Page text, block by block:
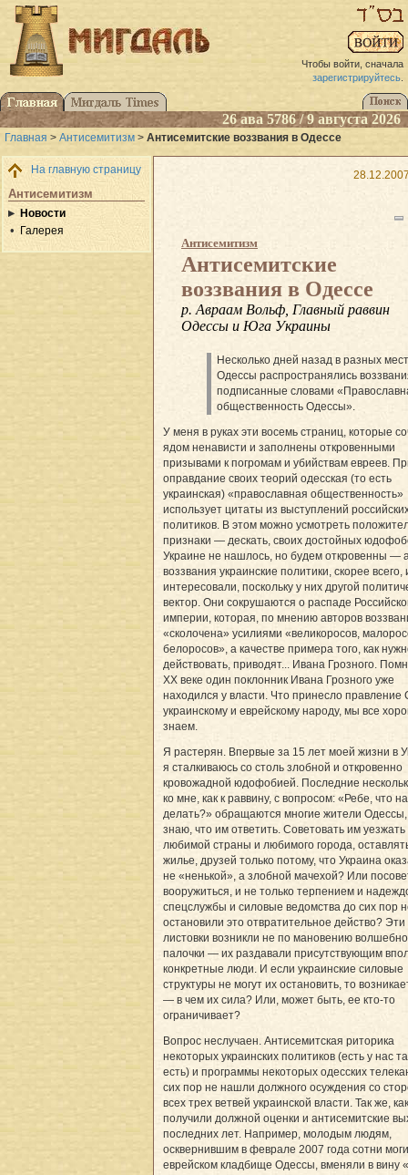
Чтобы войти, сначала
зарегистрируйтесь.
26 ава 5786 / 9 августа 2026
Главная > Антисемитизм > Антисемитские воззвания в Одессе
На главную страницу
Антисемитизм
Новости
Галерея
Антисемитизм
Антисемитские
воззвания в Одессе
р. Авраам Вольф, Главный раввин
Одессы и Юга Украины
Несколько дней назад в разных
Одессы распространялись
подписанные словами
общественность Одессы».
У меня в руках эти восемь страниц, которые
ядом ненависти и заполнены откровенными
призывами к погромам и убийствам евреев.
оправдание своих теорий одесская (то есть
украинская) «православная общественность»
использует цитаты из выступлений
политиков. В этом можно усмотреть
признаки — дескать, своих достойных
Украине не нашлось, но будем откровенны —
воззвания украинские политики, скорее всего,
интересовали, поскольку у них другой
вектор. Они сокрушаются о распаде
империи, которая, по мнению авторов
«сколочена» усилиями «великоросов,
белоросов», а качестве примера того, как
действовать, приводят... Ивана Грозного.
XX веке один поклонник Ивана Грозного уже
находился у власти. Что принесло правление
украинскому и еврейскому народу, мы все
знаем.
Я растерян. Впервые за 15 лет моей жизни в
я сталкиваюсь со столь злобной и откровенно
кровожадной юдофобией. Последние
ко мне, как к раввину, с вопросом: «Ребе, что
делать?» обращаются многие жители
знаю, что им ответить. Советовать им уезжать
любимой страны и любимого города,
жилье, друзей только потому, что Украина
не «ненькой», а злобной мачехой? Или
вооружиться, и не только терпением и
спецслужбы и силовые ведомства до сих пор
остановили это отвратительное действо? Эти
листовки возникли не по мановению
палочки — их раздавали присутствующим
конкретные люди. И если украинские силовые
структуры не могут их остановить, то
— в чем их сила? Или, может быть, ее кто-то
ограничивает?
Вопрос неслучаен. Антисемитская риторика
некоторых украинских политиков (есть у нас
есть) и программы некоторых одесских
сих пор не нашли должного осуждения со
всех трех ветвей украинской власти. Так же,
получили должной оценки и антисемитские
последних лет. Например, молодым людям,
осквернившим в феврале 2007 года сотни
еврейском кладбище Одессы, вменяли в вину